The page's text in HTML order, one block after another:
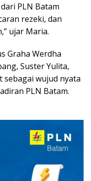
PLN Batam
rezeki, dan
ujar Maria.
Graha Werdha
Suster Yulita,
wujud nyata
PLN Batam.